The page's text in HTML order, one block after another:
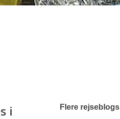
i
Flere rejseblogs